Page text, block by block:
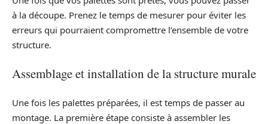
à la découpe. Prenez le temps de mesurer pour éviter les
erreurs qui pourraient compromettre l’ensemble de votre
structure.
Assemblage et installation de la structure murale
Une fois les palettes préparées, il est temps de passer au
montage. La première étape consiste à assembler les